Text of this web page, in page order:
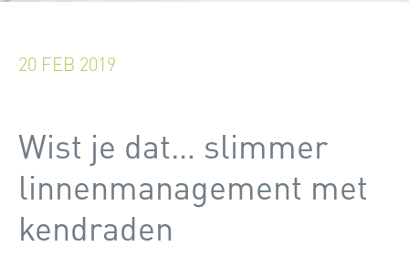
20 FEB 2019
Wist je dat… slimmer
linnenmanagement met
kendraden